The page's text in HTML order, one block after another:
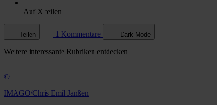
Auf X teilen
Teilen 1 Kommentare Dark Mode
Weitere interessante Rubriken entdecken
©
IMAGO/Chris Emil Janßen